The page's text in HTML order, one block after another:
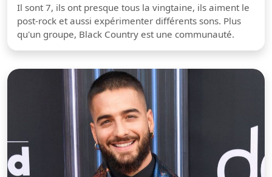
Il sont 7, ils ont presque tous la vingtaine, ils aiment le
post-rock et aussi expérimenter différents sons. Plus
qu'un groupe, Black Country est une communauté.